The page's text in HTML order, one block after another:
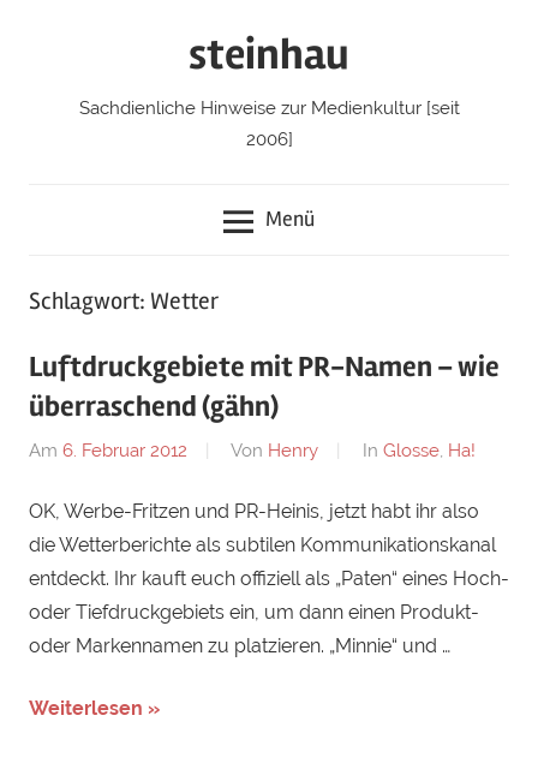
steinhau
Sachdienliche Hinweise zur Medienkultur [seit
2006]
Menü
Schlagwort: Wetter
Luftdruckgebiete mit PR-Namen – wie
überraschend (gähn)
Am 6. Februar 2012 Von Henry In Glosse, Ha!
OK, Werbe-Fritzen und PR-Heinis, jetzt habt ihr also
die Wetterberichte als subtilen Kommunikationskanal
entdeckt. Ihr kauft euch offiziell als „Paten“ eines Hoch-
oder Tiefdruckgebiets ein, um dann einen Produkt-
oder Markennamen zu platzieren. „Minnie“ und …
Weiterlesen »